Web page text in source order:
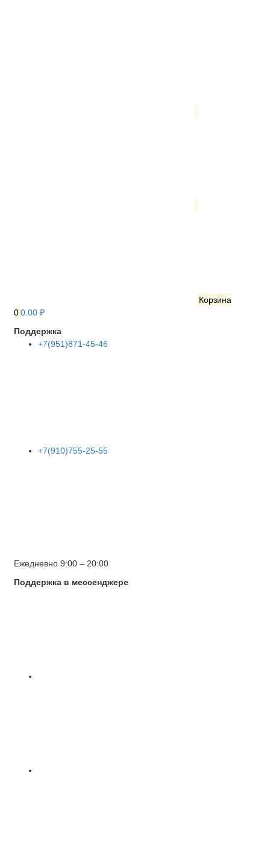
Корзина
00.00 ₽
Поддержка
+7(951)871-45-46
+7(910)755-25-55
Ежедневно 9:00 – 20:00
Поддержка в мессенджере